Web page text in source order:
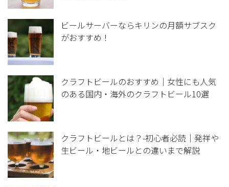
ビールサーバーならキリンの月額サブスク
がおすすめ！
クラフトビールのおすすめ｜女性にも人気
のある国内・海外のクラフトビール10選
クラフトビールとは？-初心者必読｜発祥や
生ビール・地ビールとの違いまで解説